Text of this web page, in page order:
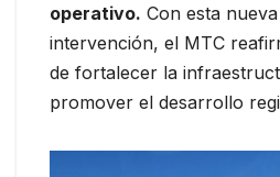
operativo. Con esta
intervención, el MTC
de fortalecer la
promover el desarrollo